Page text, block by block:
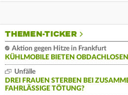
THEMEN-TICKER
Aktion gegen Hitze in Frankfurt
KÜHLMOBILE BIETEN
Unfälle
DREI FRAUEN STERBEN BEI
AHRLÄSSIGE TÖTUNG?